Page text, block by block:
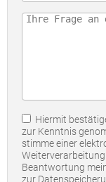
Hiermit
zur Kenntnis
stimme einer
Beantwortung
zur